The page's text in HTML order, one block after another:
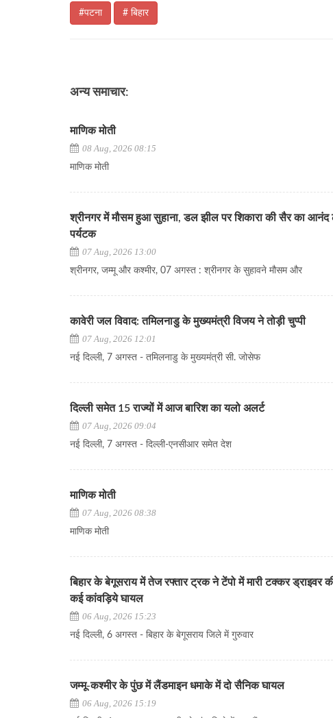
#पटना # बिहार
अन्य समाचार:
माणिक मोती
08 Aug, 2026 08:15
माणिक मोती
श्रीनगर में मौसम हुआ सुहाना, डल झील पर शिकारा की सैर का आनंद
पर्यटक
07 Aug, 2026 13:00
श्रीनगर, जम्मू और कश्मीर, 07 अगस्त : श्रीनगर के सुहावने मौसम और
कावेरी जल विवाद: तमिलनाडु के मुख्यमंत्री विजय ने तोड़ी चुप्पी
07 Aug, 2026 12:01
नई दिल्ली, 7 अगस्त - तमिलनाडु के मुख्यमंत्री सी. जोसेफ
दिल्ली समेत 15 राज्यों में आज बारिश का यलो अलर्ट
07 Aug, 2026 09:04
नई दिल्ली, 7 अगस्त - दिल्ली-एनसीआर समेत देश
माणिक मोती
07 Aug, 2026 08:38
माणिक मोती
बिहार के बेगूसराय में तेज रफ्तार ट्रक ने टेंपो में मारी टक्कर ड्राइवर
कई कांवड़िये घायल
06 Aug, 2026 15:23
नई दिल्ली, 6 अगस्त - बिहार के बेगूसराय जिले में गुरुवार
जम्मू-कश्मीर के पुंछ में लैंडमाइन धमाके में दो सैनिक घायल
06 Aug, 2026 15:19